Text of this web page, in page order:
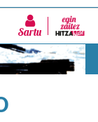
Sartu